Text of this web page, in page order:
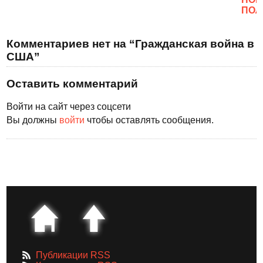
Комментариев нет на “Гражданская война в
США”
Оставить комментарий
Войти на сайт через соцсети
Вы должны войти чтобы оставлять сообщения.
Публикации RSS